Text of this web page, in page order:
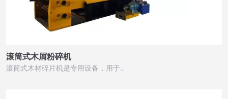
滚筒式木屑粉碎机
滚筒式木材碎片机是专用设备，用于…